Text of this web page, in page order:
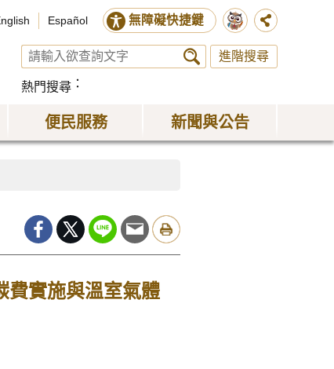
Español 無障礙快捷鍵
進階搜尋
熱門搜尋
便民服務 新聞與公告
費實施與溫室氣體